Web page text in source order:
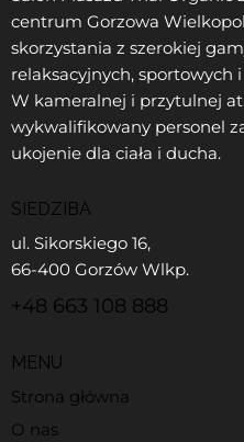
centrum Gorzowa
skorzystania z szerokiej
relaksacyjnych, sportowych
W kameralnej i przytulnej
wykwalifikowany personel
ukojenie dla ciała i ducha.
SIEDZIBA
ul. Sikorskiego 16,
66-400 Gorzów Wlkp.
+48 663 108 888
MENU
Strona główna
O nas